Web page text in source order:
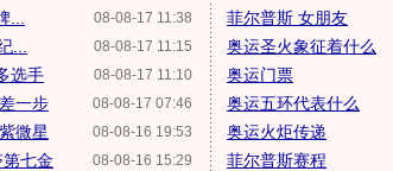
08-08-17 11:38
08-08-17 11:15
...
08-08-17 11:10
选手
08-08-17 07:46
一步
08-08-16 19:53
微星
08-08-16 15:29
七金
菲尔普斯 女朋友
奥运圣火象征着什么
奥运门票
奥运五环代表什么
奥运火炬传递
菲尔普斯赛程